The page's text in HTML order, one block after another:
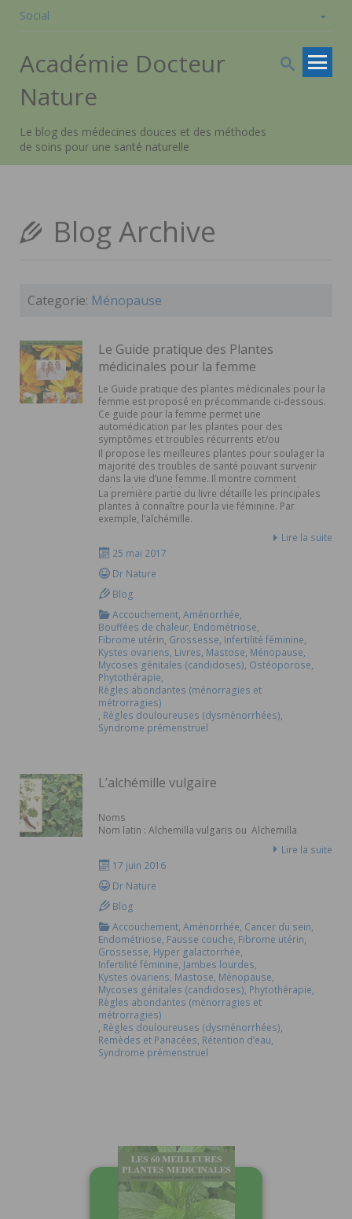
Social
Académie Docteur
Nature
Le blog des médecines douces et des méthodes
de soins pour une santé naturelle
Skip to
content
Blog Archive
Categorie: Ménopause
Le Guide pratique des Plantes
médicinales pour la femme
Le Guide pratique des plantes médicinales pour la
femme est proposé en précommande ci-dessous.
Ce guide pour la femme permet une
automédication par les plantes pour des
symptômes et troubles récurrents et/ou
d’accompagner un traitement classique après le
diagnostic d’un médecin.
Il propose les meilleures plantes pour soulager la
majorité des troubles de santé pouvant survenir
dans la vie d’une femme. Il montre comment
utiliser la phytothérapie (médecine par les plantes)
pour retrouver et conserver sa santé naturelle.
La première partie du livre détaille les principales
plantes à connaître pour la vie féminine. Par
exemple, l’alchémille.
complémentaires aux précédentes, d’un usage
moins fréquent ou spécifique à un symptôme. […]
Lire la suite
25 mai 2017
Dr Nature
Blog
Accouchement, Aménorrhée,
Bouffées de chaleur, Endométriose,
Fibrome utérin, Grossesse, Infertilité féminine,
Kystes ovariens, Livres, Mastose, Ménopause,
Mycoses génitales (candidoses), Ostéoporose,
Phytothérapie,
Règles abondantes (ménorragies et
métrorragies)
, Règles douloureuses (dysménorrhées),
Syndrome prémenstruel
L’alchémille vulgaire
Noms
Nom latin : Alchemilla vulgaris ou Alchemilla
Noms communs : manteau de notre Dame, patte
de lapin, pied de griffon, porte rosée, herbe aux
femmes.
Habitat
moyenne montagne, dans les pâturages humides.
Histoire et mythologie
L’alchémille (en latin alchemilla) tient son nom des
alchimistes du Moyen Age qui récoltaient sur ses
feuilles (en forme de réceptacle chez certaines
espèces) la rosée ou « eau céleste » (goutte de
forme parfaite, comme un diamant, qui n’adhère
pas à la feuille) pour soigner les troubles féminins.
Surnommée « manteau des dames » par la forme
en capuchon des feuilles et par sa propriété de
les feuilles de la plante symbolisent les larmes
qu’elle verse en raison de l’absence fréquente de
son mari, Odin). […]
Lire la suite
17 juin 2016
Dr Nature
Blog
Accouchement, Aménorrhée, Cancer du sein,
Endométriose, Fausse couche, Fibrome utérin,
Grossesse, Hyper galactorrhée,
Infertilité féminine, Jambes lourdes,
Kystes ovariens, Mastose, Ménopause,
Mycoses génitales (candidoses), Phytothérapie,
Règles abondantes (ménorragies et
métrorragies)
, Règles douloureuses (dysménorrhées),
Remèdes et Panacées, Rétention d’eau,
Syndrome prémenstruel